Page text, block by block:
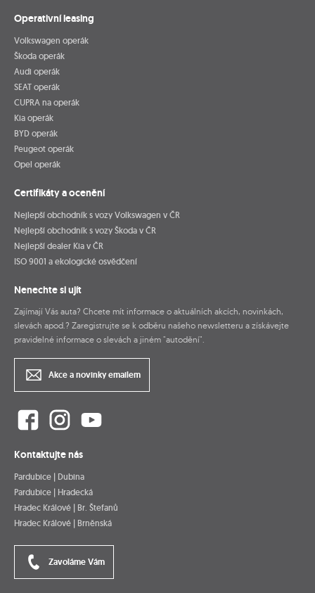
Operativní leasing
Volkswagen operák
Škoda operák
Audi operák
SEAT operák
CUPRA na operák
Kia operák
BYD operák
Peugeot operák
Opel operák
Certifikáty a ocenění
Nejlepší obchodník s vozy Volkswagen v ČR
Nejlepší obchodník s vozy Škoda v ČR
Nejlepší dealer Kia v ČR
ISO 9001 a ekologické osvědčení
Nenechte si ujít
Zajímají Vás auta? Chcete mít informace o aktuálních akcích, novinkách,
slevách apod.? Zaregistrujte se k odběru našeho newsletteru a získávejte
pravidelné informace o slevách a jiném "autodění".
Akce a novinky emailem
Kontaktujte nás
Pardubice | Dubina
Pardubice | Hradecká
Hradec Králové | Br. Štefanů
Hradec Králové | Brněnská
Zavoláme Vám